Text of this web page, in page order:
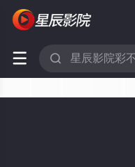
 